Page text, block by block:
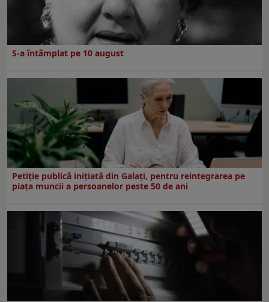
S-a întâmplat pe 10 august
Petiție publică inițiată din Galați, pentru reintegrarea pe
piața muncii a persoanelor peste 50 de ani